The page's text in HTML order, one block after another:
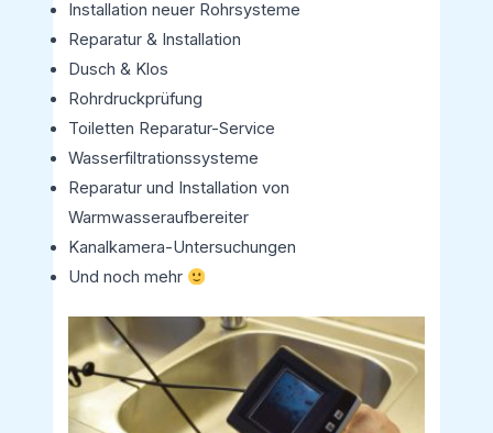
Installation neuer Rohrsysteme
Reparatur & Installation
Dusch & Klos
Rohrdruckprüfung
Toiletten Reparatur-Service
Wasserfiltrationssysteme
Reparatur und Installation von
Warmwasseraufbereiter
Kanalkamera-Untersuchungen
Und noch mehr